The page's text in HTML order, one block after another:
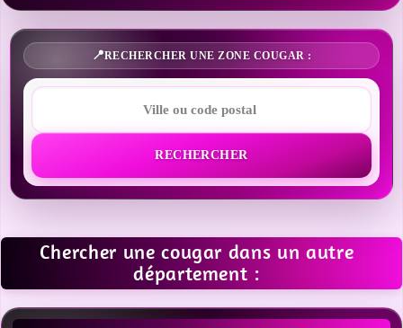
RECHERCHER UNE ZONE COUGAR :
RECHERCHER
Chercher une cougar dans un autre
département :